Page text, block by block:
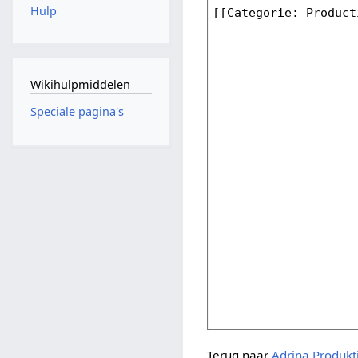
Terug naar Adrina
Hulp
Wikihulpmiddelen
Speciale pagina's